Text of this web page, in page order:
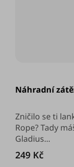
Náhradní
produktu
z
5
hvězdiček.
249 Kč
Zničilo se ti
Rope? Tady
Gladius...